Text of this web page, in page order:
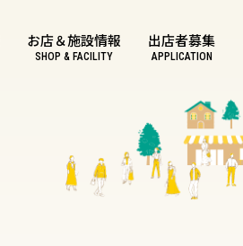
お店＆施設情報
SHOP & FACILITY
出店者募集
APPLICATION